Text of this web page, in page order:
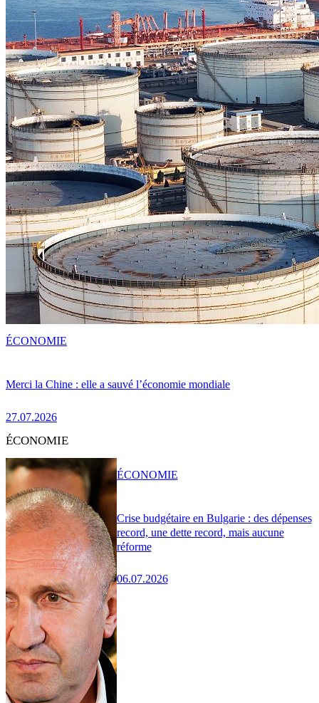
Merci la Chine : elle a sauvé l’économie mondiale
27.07.2026
ÉCONOMIE
ÉCONOMIE
Crise budgétaire en Bulgarie : des dépenses
record, une dette record, mais aucune
réforme
06.07.2026
ÉCONOMIE